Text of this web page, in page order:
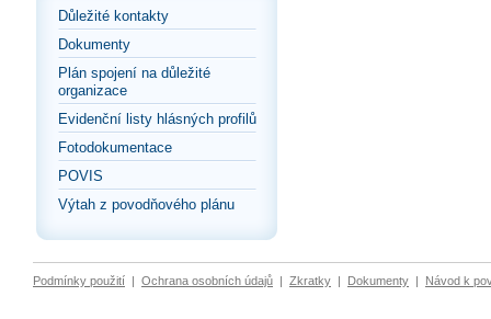
Důležité kontakty
Dokumenty
Plán spojení na důležité
organizace
Evidenční listy hlásných profilů
Fotodokumentace
POVIS
Výtah z povodňového plánu
Podmínky použití | Ochrana osobních údajů | Zkratky | Dokumenty | Návod k